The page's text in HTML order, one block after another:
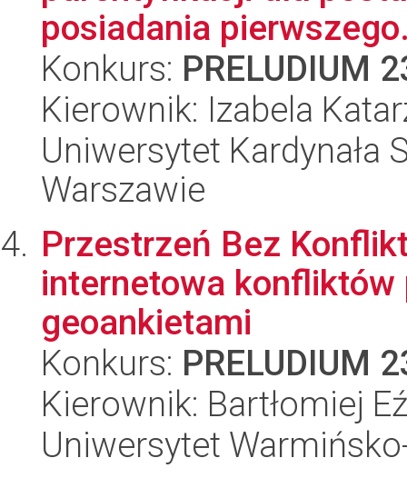
posiadania
Konkurs: PRELUDIUM
Kierownik: Izabela
Uniwersytet Kardynała
Warszawie
Przestrzeń Bez
internetowa
geoankietami
Konkurs: PRELUDIUM
Kierownik: Bartłomiej
Uniwersytet